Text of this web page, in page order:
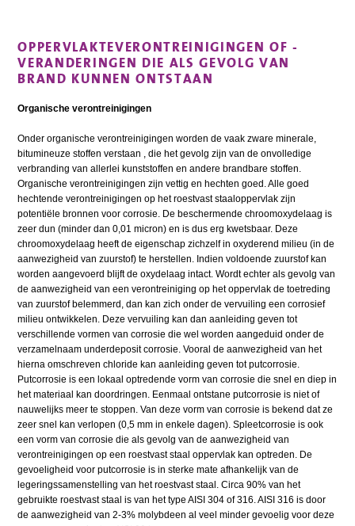
OPPERVLAKTEVERONTREINIGINGEN OF -
VERANDERINGEN DIE ALS GEVOLG VAN
BRAND KUNNEN ONTSTAAN
Organische verontreinigingen
Onder organische verontreinigingen worden de vaak zware minerale,
bitumineuze stoffen verstaan , die het gevolg zijn van de onvolledige
verbranding van allerlei kunststoffen en andere brandbare stoffen.
Organische verontreinigingen zijn vettig en hechten goed. Alle goed
hechtende verontreinigingen op het roestvast staaloppervlak zijn
potentiële bronnen voor corrosie. De beschermende chroomoxydelaag is
zeer dun (minder dan 0,01 micron) en is dus erg kwetsbaar. Deze
chroomoxydelaag heeft de eigenschap zichzelf in oxyderend milieu (in de
aanwezigheid van zuurstof) te herstellen. Indien voldoende zuurstof kan
worden aangevoerd blijft de oxydelaag intact. Wordt echter als gevolg van
de aanwezigheid van een verontreiniging op het oppervlak de toetreding
van zuurstof belemmerd, dan kan zich onder de vervuiling een corrosief
milieu ontwikkelen. Deze vervuiling kan dan aanleiding geven tot
verschillende vormen van corrosie die wel worden aangeduid onder de
verzamelnaam underdeposit corrosie. Vooral de aanwezigheid van het
hierna omschreven chloride kan aanleiding geven tot putcorrosie.
Putcorrosie is een lokaal optredende vorm van corrosie die snel en diep in
het materiaal kan doordringen. Eenmaal ontstane putcorrosie is niet of
nauwelijks meer te stoppen. Van deze vorm van corrosie is bekend dat ze
zeer snel kan verlopen (0,5 mm in enkele dagen). Spleetcorrosie is ook
een vorm van corrosie die als gevolg van de aanwezigheid van
verontreinigingen op een roestvast staal oppervlak kan optreden. De
gevoeligheid voor putcorrosie is in sterke mate afhankelijk van de
legeringssamenstelling van het roestvast staal. Circa 90% van het
gebruikte roestvast staal is van het type AISI 304 of 316. AISI 316 is door
de aanwezigheid van 2-3% molybdeen al veel minder gevoelig voor deze